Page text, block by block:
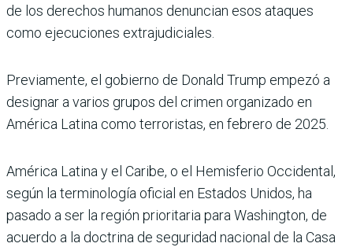
de los derechos humanos denuncian esos ataques
como ejecuciones extrajudiciales.
Previamente, el gobierno de Donald Trump empezó a
designar a varios grupos del crimen organizado en
América Latina como terroristas, en febrero de 2025.
América Latina y el Caribe, o el Hemisferio Occidental,
según la terminología oficial en Estados Unidos, ha
pasado a ser la región prioritaria para Washington, de
acuerdo a la doctrina de seguridad nacional de la Casa